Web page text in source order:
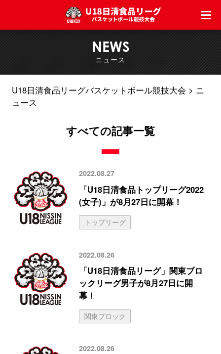
NEWS
ニュース
U18日清食品リーグバスケットボール競技大会
ニ
ュース
すべての記事一覧
2022.08.27
「U18日清食品トップリーグ2022
(女子)」が8月27日に開幕！
トップリーグ
2022.08.26
「U18日清食品リーグ」関東ブロ
ックリーグ男子が8月27日に開
幕！
関東ブロック
2022.08.26